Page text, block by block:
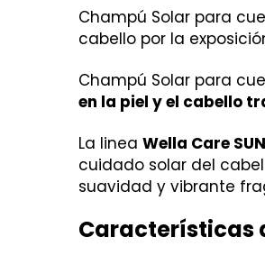
Champú Solar para
cabello por la
Champú Solar para
en la piel y el cabello
La linea Wella Care SUN
cuidado solar del
suavidad y vibrante
Características